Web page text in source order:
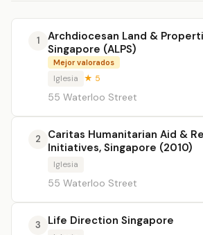
1
Archdiocesan Land &
Singapore (ALPS)
Mejor valorados
Iglesia ★ 5
55 Waterloo Street
2
Caritas Humanitarian Aid &
Initiatives, Singapore (2010)
Iglesia
55 Waterloo Street
3 Life Direction Singapore